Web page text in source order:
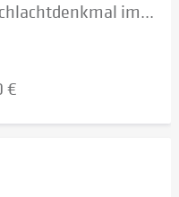
im...
€